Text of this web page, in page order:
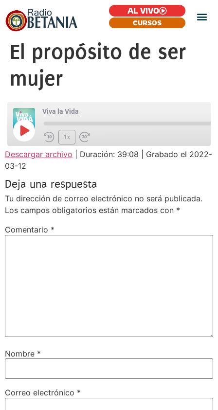
AL VIVO
CURSOS
El propósito de ser
mujer
Viva la Vida
1x
SUSCRIBIR COMPARTIR
COMPARTIR
ENLACE
Descargar archivo Duración: 39:08
Grabado el 2022-
03-12
Deja una respuesta
Tu dirección de correo electrónico no será publicada.
Los campos obligatorios están marcados con *
Comentario *
Nombre *
Correo electrónico *